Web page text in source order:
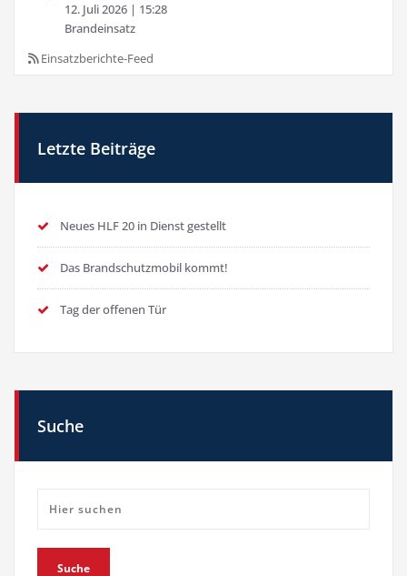
12. Juli 2026 | 15:28
Brandeinsatz
Einsatzberichte-Feed
Letzte Beiträge
Neues HLF 20 in Dienst gestellt
Das Brandschutzmobil kommt!
Tag der offenen Tür
Suche